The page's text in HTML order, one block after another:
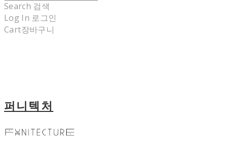
Search 검색
Log In 로그인
Cart장바구니
퍼니텍처